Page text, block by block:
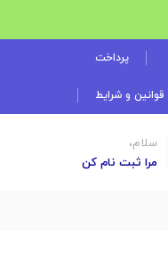
پرداخت
قوانین و شرایط
سلام،
مرا ثبت نام کن